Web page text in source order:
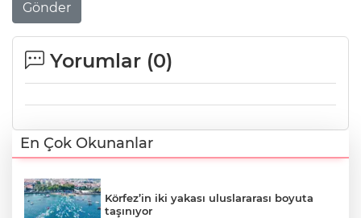
Gönder
Yorumlar (0)
En Çok Okunanlar
Körfez’in iki yakası uluslararası boyuta
taşınıyor